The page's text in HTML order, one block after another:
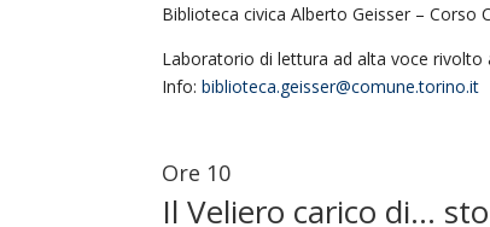
Biblioteca civica Alberto Geisser – Corso
Laboratorio di lettura ad alta voce rivolto
Info:biblioteca.geisser@comune.torino.it
Ore 10
Il Veliero carico di…